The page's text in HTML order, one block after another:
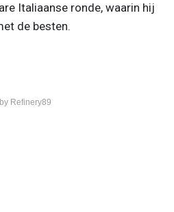
Italiaanse ronde, waarin hij
de besten.
Refinery89